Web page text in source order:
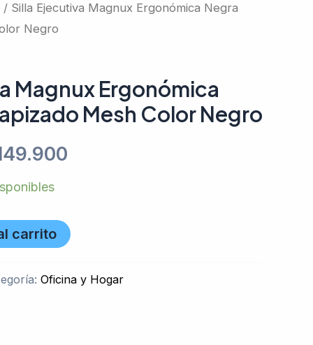
/ Silla Ejecutiva Magnux Ergonómica Negra
Negro
Magnux Ergonómica
Mesh Color Negro
carrito
Oficina y Hogar